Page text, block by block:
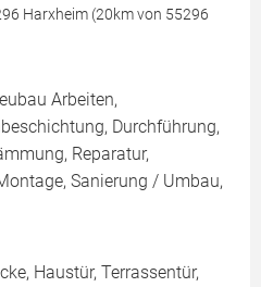
Harxheim (20km von 55296
Arbeiten,
Durchführung,
Reparatur,
Sanierung / Umbau,
Haustür, Terrassentür,